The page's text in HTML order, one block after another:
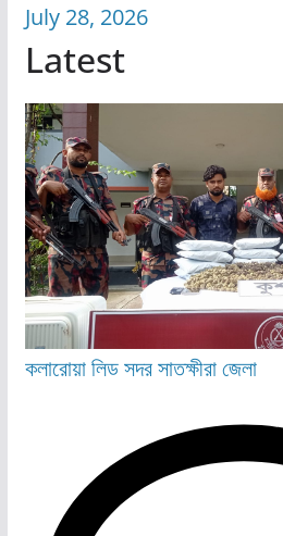
July 28, 2026
Latest
কলারোয়ালিডসদরসাতক্ষীরা জেলা